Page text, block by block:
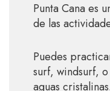
Punta Cana es
de las
Puedes
surf, windsurf,
aguas cristalinas.